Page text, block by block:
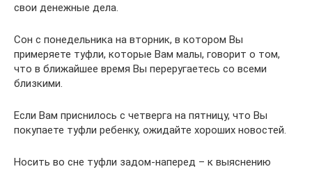
свои денежные дела.
Сон с понедельника на вторник, в котором Вы
примеряете туфли, которые Вам малы, говорит о том,
что в ближайшее время Вы переругаетесь со всеми
близкими.
Если Вам приснилось с четверга на пятницу, что Вы
покупаете туфли ребенку, ожидайте хороших новостей.
Носить во сне туфли задом-наперед – к выяснению